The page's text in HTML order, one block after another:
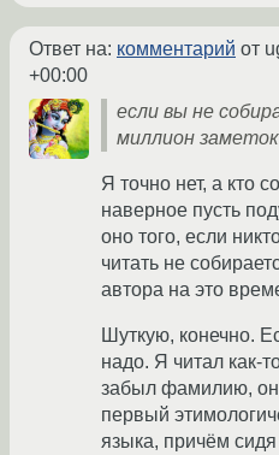
Ответ на: комментарий от
+00:00
если вы не
миллион заметок
Я точно нет, а кто
наверное пусть
оно того, если
читать не
автора на это
Шуткую, конечно.
надо. Я читал как-
забыл фамилию, он
первый
языка, причём